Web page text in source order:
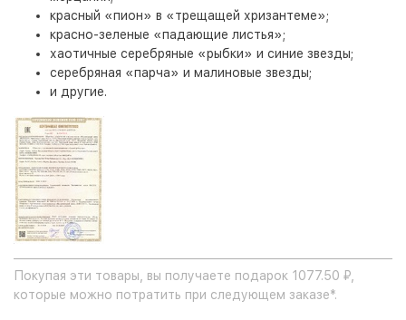
красный «пион» в «трещащей хризантеме»;
красно-зеленые «падающие листья»;
хаотичные серебряные «рыбки» и синие звезды;
серебряная «парча» и малиновые звезды;
и другие.
Покупая эти товары, вы получаете подарок 1077.50 ₽,
которые можно потратить при следующем заказе*.